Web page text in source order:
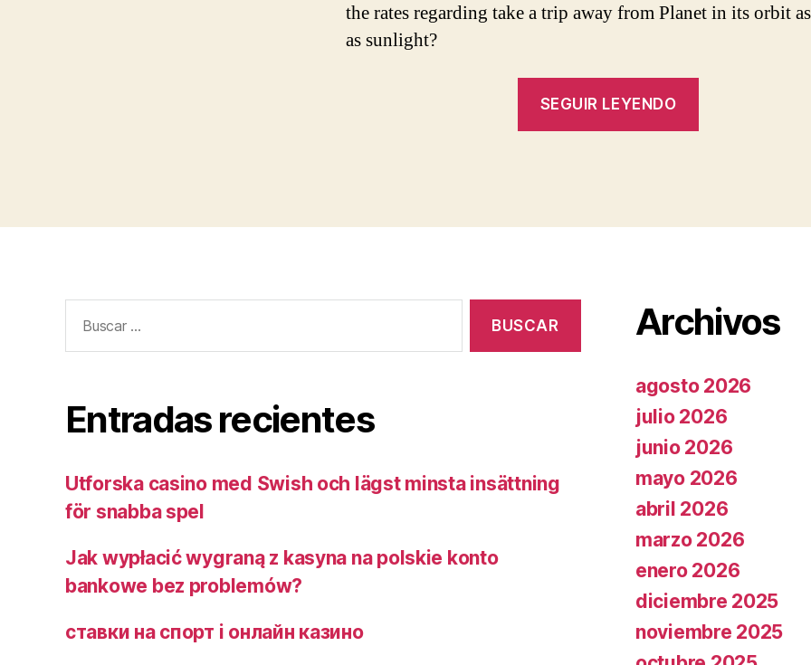
the rates regarding take a trip away from Planet in its orbit
as sunlight?
SEGUIR LEYENDO
moderation
to
a
distance»
Entradas recientes
Utforska casino med Swish och lägst minsta insättning
för snabba spel
Jak wypłacić wygraną z kasyna na polskie konto
bankowe bez problemów?
ставки на спорт і онлайн казино ️
Archivos
agosto 2026
julio 2026
junio 2026
mayo 2026
abril 2026
marzo 2026
enero 2026
diciembre 2025
noviembre 2025